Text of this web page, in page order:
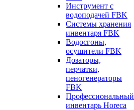
Инструмент с
водоподачей FBK
Системы хранения
инвентаря FBK
Водосгоны,
осушители FBK
Дозаторы,
перчатки,
пеногенераторы
FBK
Профессиональный
инвентарь Horeca